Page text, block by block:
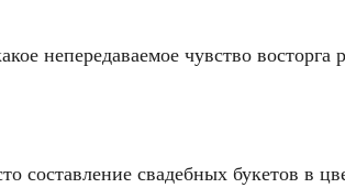
непередаваемое чувство восторга
составление свадебных букетов в